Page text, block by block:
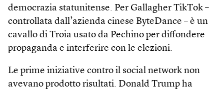
democrazia statunitense. Per Gallagher TikTok –
controllata dall’azienda cinese ByteDance – è un
cavallo di Troia usato da Pechino per diffondere
propaganda e interferire con le elezioni.
Le prime iniziative contro il social network non
avevano prodotto risultati. Donald Trump ha